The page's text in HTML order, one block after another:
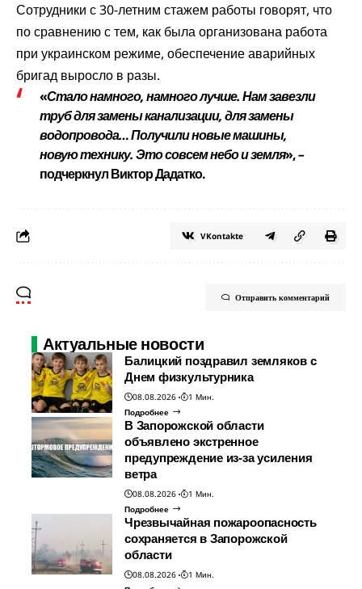
Сотрудники с 30-летним стажем работы говорят, что
по сравнению с тем, как была организована работа
при украинском режиме, обеспечение аварийных
бригад выросло в разы.
«Стало намного, намного лучше. Нам завезли
труб для замены канализации, для замены
водопровода… Получили новые машины,
новую технику. Это совсем небо и земля»,–
подчеркнул Виктор Дадатко.
VKontakte
Отправить комментарий
Актуальные новости
Балицкий поздравил земляков с
Днем физкультурника
08.08.2026
1 Мин.
Подробнее
В Запорожской области
объявлено экстренное
предупреждение из-за усиления
ветра
08.08.2026
1 Мин.
Подробнее
Чрезвычайная пожароопасность
сохраняется в Запорожской
области
08.08.2026
1 Мин.